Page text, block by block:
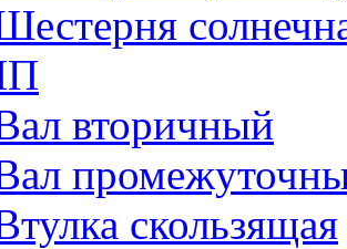
вторичный
скользящая